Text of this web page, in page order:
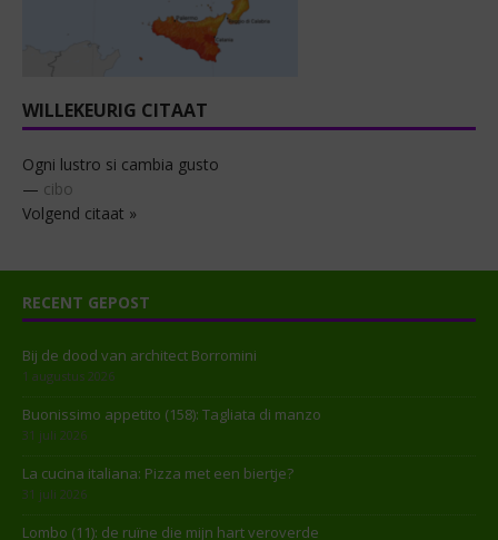
WILLEKEURIG CITAAT
Ogni lustro si cambia gusto
— cibo
Volgend citaat »
RECENT GEPOST
Bij de dood van architect Borromini
1 augustus 2026
Buonissimo appetito (158): Tagliata di manzo
31 juli 2026
La cucina italiana: Pizza met een biertje?
31 juli 2026
Lombo (11): de ruïne die mijn hart veroverde